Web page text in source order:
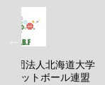
社団法人北海道大学
ケットボール連盟